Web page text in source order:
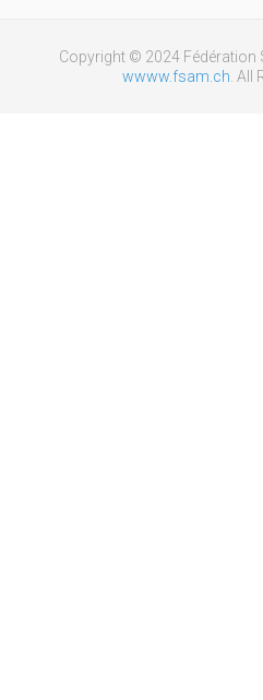
Copyright © 2024 Fédération
wwww.fsam.ch . All